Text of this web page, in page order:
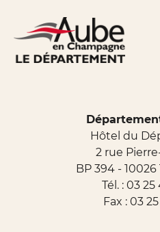
Hôtel du
2 rue
BP 394 -
Tél. : 03 25
Fax : 03